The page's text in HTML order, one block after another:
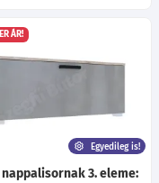
ÁR!
Egyedileg is!
3. eleme: